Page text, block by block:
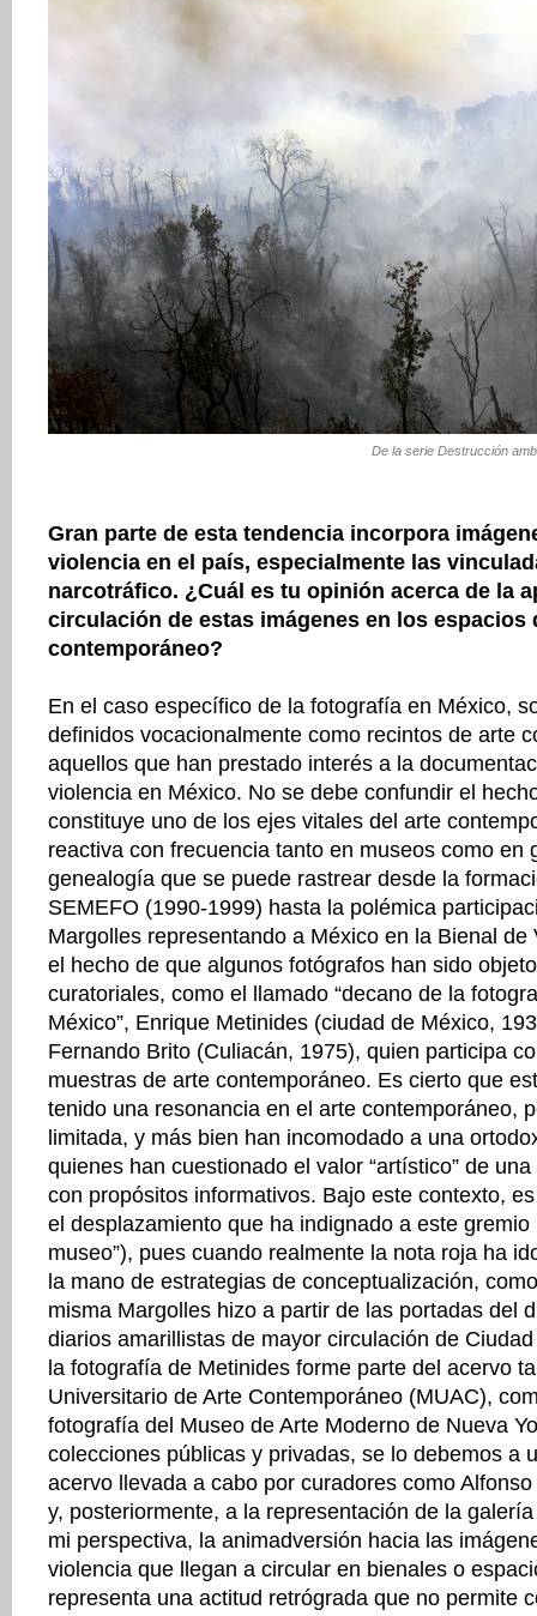
De la serie Destrucción
Gran parte de esta tendencia incorpora
violencia en el país, especialmente las
narcotráfico. ¿Cuál es tu opinión acerca de la
circulación de estas imágenes en los espacios
contemporáneo?
En el caso específico de la fotografía en México,
definidos vocacionalmente como recintos de arte
aquellos que han prestado interés a la
violencia en México. No se debe confundir el
constituye uno de los ejes vitales del arte
reactiva con frecuencia tanto en museos como
genealogía que se puede rastrear desde la
SEMEFO (1990-1999) hasta la polémica
Margolles representando a México en la Bienal
el hecho de que algunos fotógrafos han sido
curatoriales, como el llamado “decano de la
México”, Enrique Metinides (ciudad de México,
Fernando Brito (Culiacán, 1975), quien participa
muestras de arte contemporáneo. Es cierto que
tenido una resonancia en el arte contemporáneo,
limitada, y más bien han incomodado a una
quienes han cuestionado el valor “artístico” de
con propósitos informativos. Bajo este contexto,
el desplazamiento que ha indignado a este gremio
museo”), pues cuando realmente la nota roja ha
la mano de estrategias de conceptualización,
misma Margolles hizo a partir de las portadas del
diarios amarillistas de mayor circulación de
la fotografía de Metinides forme parte del acervo
Universitario de Arte Contemporáneo (MUAC),
fotografía del Museo de Arte Moderno de Nueva
colecciones públicas y privadas, se lo debemos a
acervo llevada a cabo por curadores como
y, posteriormente, a la representación de la
mi perspectiva, la animadversión hacia las
violencia que llegan a circular en bienales o
representa una actitud retrógrada que no permite